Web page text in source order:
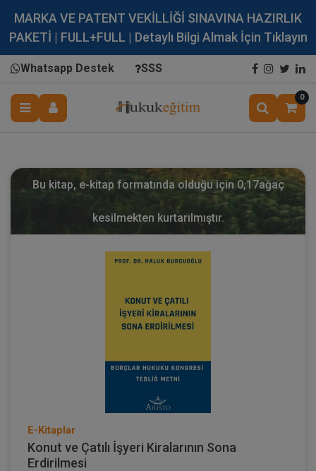
MARKA VE PATENT VEKİLLİĞİ SINAVINA HAZIRLIK
PAKETİ | FULL+FULL | Detaylı Bilgi Almak İçin Tıklayın
Whatsapp Destek SSS
0
Bu kitap, e-kitap formatında olduğu için 0,17ağaç
kesilmekten kurtarılmıştır.
E-Kitaplar
Konut ve Çatılı İşyeri Kiralarının Sona
Erdirilmesi